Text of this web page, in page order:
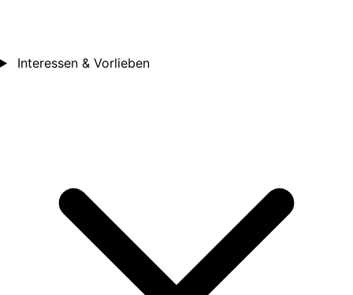
Interessen & Vorlieben